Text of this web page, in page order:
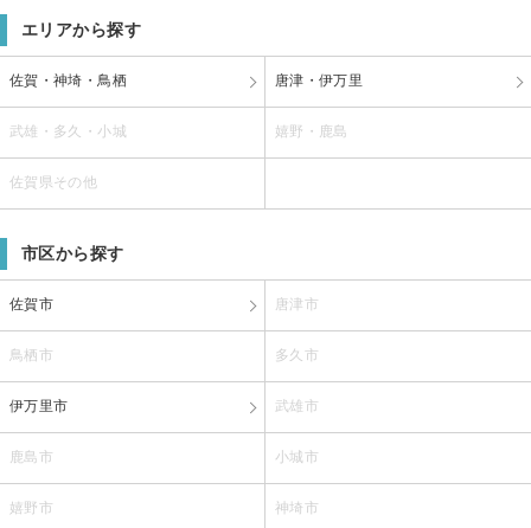
エリアから探す
佐賀・神埼・鳥栖 唐津・伊万里
武雄・多久・小城 嬉野・鹿島
佐賀県その他
市区から探す
佐賀市 唐津市
鳥栖市 多久市
伊万里市 武雄市
鹿島市 小城市
嬉野市 神埼市